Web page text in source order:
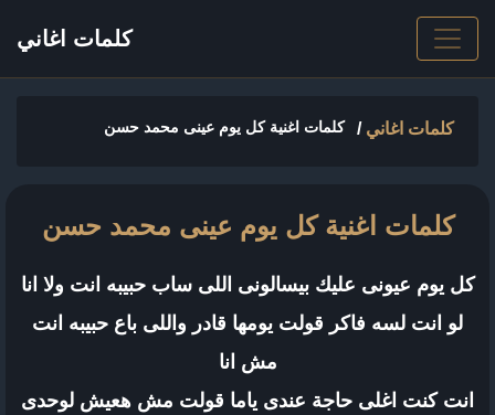
كلمات اغاني
كلمات اغاني/ كلمات اغنية كل يوم عينى محمد حسن
كلمات اغنية كل يوم عينى محمد حسن
كل يوم عيونى عليك بيسالونى اللى ساب حبيبه انت ولا انا
لو انت لسه فاكر قولت يومها قادر واللى باع حبيبه انت
مش انا
انت كنت اغلى حاجة عندى ياما قولت مش هعيش لوحدى